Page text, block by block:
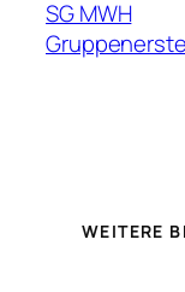
SG MWH
WEITERE